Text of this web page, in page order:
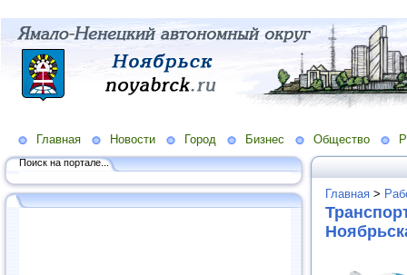
Главная Новости Город Бизнес Общество
Поиск на портале...
Главная >